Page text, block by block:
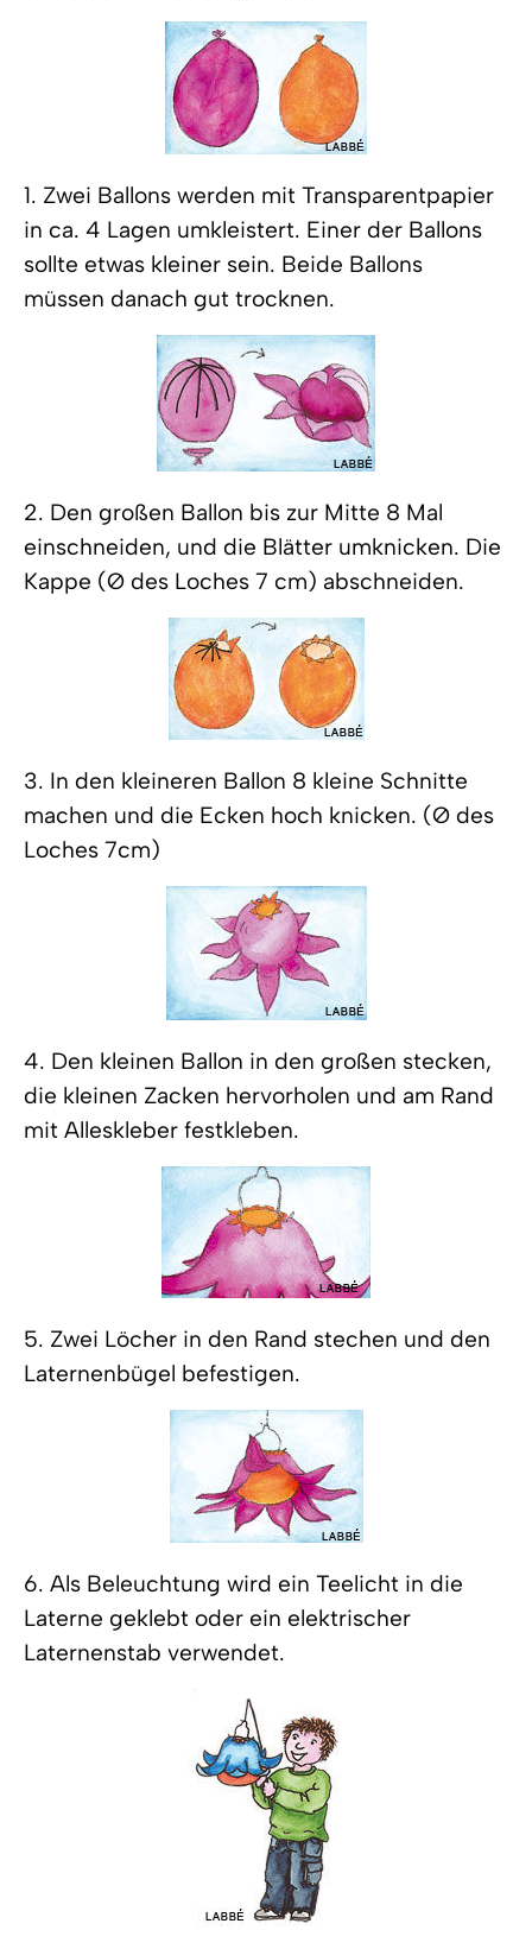
1. Zwei Ballons werden mit Transparentpapier
in ca. 4 Lagen umkleistert. Einer der Ballons
sollte etwas kleiner sein. Beide Ballons
müssen danach gut trocknen.
2. Den großen Ballon bis zur Mitte 8 Mal
einschneiden, und die Blätter umknicken. Die
Kappe (Ø des Loches 7 cm) abschneiden.
3. In den kleineren Ballon 8 kleine Schnitte
machen und die Ecken hoch knicken. (Ø des
Loches 7cm)
4. Den kleinen Ballon in den großen stecken,
die kleinen Zacken hervorholen und am Rand
mit Alleskleber festkleben.
5. Zwei Löcher in den Rand stechen und den
Laternenbügel befestigen.
6. Als Beleuchtung wird ein Teelicht in die
Laterne geklebt oder ein elektrischer
Laternenstab verwendet.